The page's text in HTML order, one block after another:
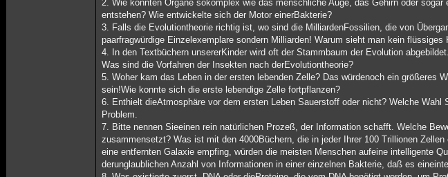
2. Wie konnten Organe sokomplex wie das menschliche Auge, das Gehirn oder
entstehen? Wie entwickelte sich der Motor einerBakterie?
3. Falls die Evolutiontheorie richtig ist, wo sind die MilliardenFossilien, die von
paarfragwürdige Einzelexemplare sondern Milliarden! Warum sieht man kein
4. In den Textbüchern unsererKinder wird oft der Stammbaum der Evolution
Was sind die Vorfahren der Insekten nach derEvolutiontheorie?
5. Woher kam das Leben in der ersten lebenden Zelle? Das würdenoch ein größeres
sein!Wie konnte sich die erste lebendige Zelle fortpflanzen?
6. Enthielt dieAtmosphäre vor dem ersten Leben Sauerstoff oder nicht? Welche
Problem.
7. Bitte nennen Sieeinen rein natürlichen Prozeß, der Information schafft. Welche
zusammensetzt? Was ist mit den 4000Büchern, die in jeder Ihrer 100 Trillionen
eine entfernten Galaxie empfing, würden die meisten Menschen aufeine intelligente
derunglaublichen Anzahl von Informationen in einer einzelnen Bakterie, daß es